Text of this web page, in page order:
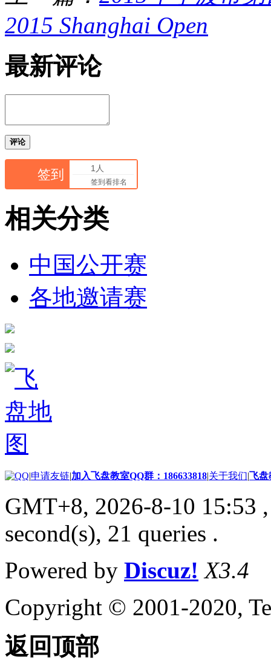
2015 Shanghai Open
最新评论
评论
签到 1人
签到看排名
相关分类
中国公开赛
各地邀请赛
|申请友链|加入飞盘教室QQ群：186633818|关于我们|飞盘
GMT+8, 2026-8-10 15:53
second(s), 21 queries .
Powered by Discuz! X3.4
Copyright © 2001-2020,
返回顶部